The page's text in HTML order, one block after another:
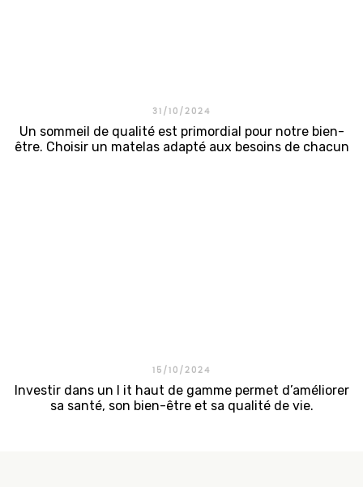
31/10/2024
Un sommeil de qualité est primordial pour notre bien-
être. Choisir un matelas adapté aux besoins de chacun
15/10/2024
Investir dans un l it haut de gamme permet d’améliorer
sa santé, son bien-être et sa qualité de vie.